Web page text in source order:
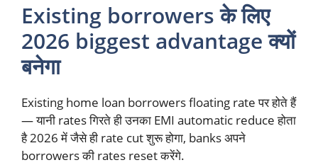
Existing borrowers के लिए
2026 biggest advantage क्यों
बनेगा
Existing home loan borrowers floating rate पर होते हैं
— यानी rates गिरते ही उनका EMI automatic reduce होता
है 2026 में जैसे ही rate cut शुरू होगा, banks अपने
borrowers की rates reset करेंगे.